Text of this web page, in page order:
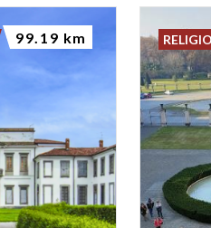
99.19 km